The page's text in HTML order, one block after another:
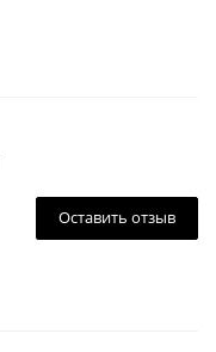
Оставить отзыв